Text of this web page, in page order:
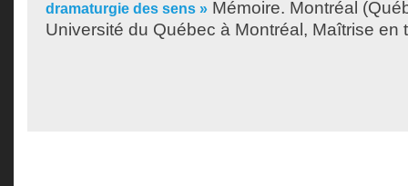
dramaturgie des sens » Mémoire. Montréal
Université du Québec à Montréal, Maîtrise en